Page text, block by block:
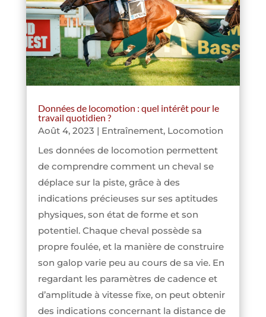
Données de locomotion : quel intérêt pour le
travail quotidien ?
Août 4, 2023 | Entraînement, Locomotion
Les données de locomotion permettent
de comprendre comment un cheval se
déplace sur la piste, grâce à des
indications précieuses sur ses aptitudes
physiques, son état de forme et son
potentiel. Chaque cheval possède sa
propre foulée, et la manière de construire
son galop varie peu au cours de sa vie. En
regardant les paramètres de cadence et
d’amplitude à vitesse fixe, on peut obtenir
des indications concernant la distance de